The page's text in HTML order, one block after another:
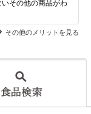
いその他の商品がわ
その他のメリットを見る